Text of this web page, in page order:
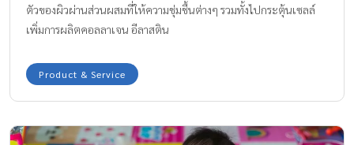
ตัวของผิวผ่านส่วนผสมที่ให้ความชุ่มชื้นต่างๆ รวมทั้งไปกระตุ้นเซลล์
เพิ่มการผลิตคอลลาเจน อีลาสติน
Product & Service